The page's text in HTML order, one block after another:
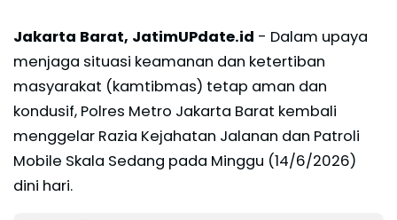
Jakarta Barat, JatimUPdate.id - Dalam upaya
menjaga situasi keamanan dan ketertiban
masyarakat (kamtibmas) tetap aman dan
kondusif, Polres Metro Jakarta Barat kembali
menggelar Razia Kejahatan Jalanan dan Patroli
Mobile Skala Sedang pada Minggu (14/6/2026)
dini hari.